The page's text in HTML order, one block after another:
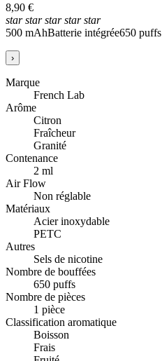
8,90 €
starstarstarstarstar
500 mAhBatterie intégrée650 puffs
›
Marque
French Lab
Arôme
Citron
Fraîcheur
Granité
Contenance
2 ml
Air Flow
Non réglable
Matériaux
Acier inoxydable
PETC
Autres
Sels de nicotine
Nombre de bouffées
650 puffs
Nombre de pièces
1 pièce
Classification aromatique
Boisson
Frais